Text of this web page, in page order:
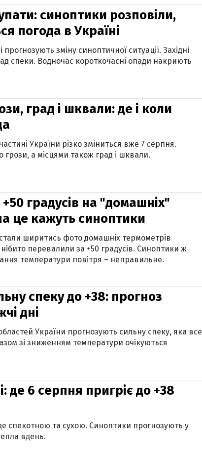
синоптики розповіли,
погода в Україні
зміну синоптичної ситуації. Західні
спеки. Водночас короткочасні опади накриють
град і шквали: де і коли
України різко зміниться вже 7 серпня.
а місцями також град і шквали.
градусів на "домашніх"
це кажуть синоптики
ширитись фото домашніх термометрів
перевалили за +50 градусів. Синоптики ж
температури повітря – неправильне.
спеку до +38: прогноз
дні
України прогнозують сильну спеку, яка все
зі зниженням температури очікуються
де 6 серпня пригріє до +38
спекотною та сухою. Синоптики прогнозують у
вдень.